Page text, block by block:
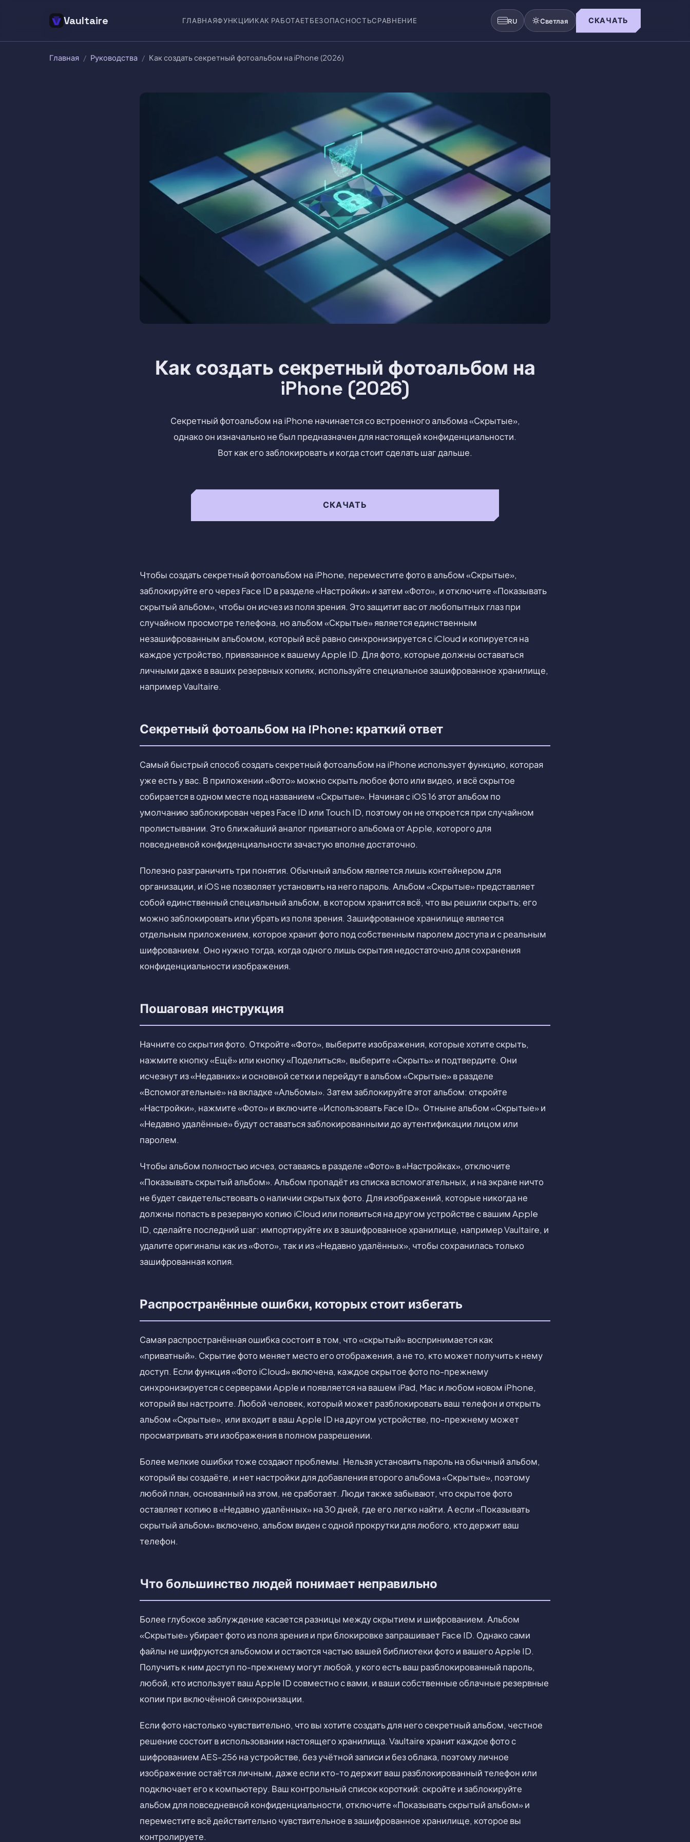
Vaultaire ГЛАВНАЯФУНКЦИИКАК РАБОТАЕТБЕЗОПАСНОСТЬСРАВНЕНИЕ RU Светлая СКАЧАТЬ
Главная / Руководства / Как создать секретный фотоальбом на iPhone (2026)
Как создать секретный фотоальбом на
iPhone (2026)
Секретный фотоальбом на iPhone начинается со встроенного альбома «Скрытые»,
однако он изначально не был предназначен для настоящей конфиденциальности.
Вот как его заблокировать и когда стоит сделать шаг дальше.
СКАЧАТЬ
Чтобы создать секретный фотоальбом на iPhone, переместите фото в альбом «Скрытые»,
заблокируйте его через Face ID в разделе «Настройки» и затем «Фото», и отключите «Показывать
скрытый альбом», чтобы он исчез из поля зрения. Это защитит вас от любопытных глаз при
случайном просмотре телефона, но альбом «Скрытые» является единственным
незашифрованным альбомом, который всё равно синхронизируется с iCloud и копируется на
каждое устройство, привязанное к вашему Apple ID. Для фото, которые должны оставаться
личными даже в ваших резервных копиях, используйте специальное зашифрованное хранилище,
например Vaultaire.
Секретный фотоальбом на iPhone: краткий ответ
Самый быстрый способ создать секретный фотоальбом на iPhone использует функцию, которая
уже есть у вас. В приложении «Фото» можно скрыть любое фото или видео, и всё скрытое
собирается в одном месте под названием «Скрытые». Начиная с iOS 16 этот альбом по
умолчанию заблокирован через Face ID или Touch ID, поэтому он не откроется при случайном
пролистывании. Это ближайший аналог приватного альбома от Apple, которого для
повседневной конфиденциальности зачастую вполне достаточно.
Полезно разграничить три понятия. Обычный альбом является лишь контейнером для
организации, и iOS не позволяет установить на него пароль. Альбом «Скрытые» представляет
собой единственный специальный альбом, в котором хранится всё, что вы решили скрыть; его
можно заблокировать или убрать из поля зрения. Зашифрованное хранилище является
отдельным приложением, которое хранит фото под собственным паролем доступа и с реальным
шифрованием. Оно нужно тогда, когда одного лишь скрытия недостаточно для сохранения
конфиденциальности изображения.
Пошаговая инструкция
Начните со скрытия фото. Откройте «Фото», выберите изображения, которые хотите скрыть,
нажмите кнопку «Ещё» или кнопку «Поделиться», выберите «Скрыть» и подтвердите. Они
исчезнут из «Недавних» и основной сетки и перейдут в альбом «Скрытые» в разделе
«Вспомогательные» на вкладке «Альбомы». Затем заблокируйте этот альбом: откройте
«Настройки», нажмите «Фото» и включите «Использовать Face ID». Отныне альбом «Скрытые» и
«Недавно удалённые» будут оставаться заблокированными до аутентификации лицом или
паролем.
Чтобы альбом полностью исчез, оставаясь в разделе «Фото» в «Настройках», отключите
«Показывать скрытый альбом». Альбом пропадёт из списка вспомогательных, и на экране ничто
не будет свидетельствовать о наличии скрытых фото. Для изображений, которые никогда не
должны попасть в резервную копию iCloud или появиться на другом устройстве с вашим Apple
ID, сделайте последний шаг: импортируйте их в зашифрованное хранилище, например Vaultaire, и
удалите оригиналы как из «Фото», так и из «Недавно удалённых», чтобы сохранилась только
зашифрованная копия.
Распространённые ошибки, которых стоит избегать
Самая распространённая ошибка состоит в том, что «скрытый» воспринимается как
«приватный». Скрытие фото меняет место его отображения, а не то, кто может получить к нему
доступ. Если функция «Фото iCloud» включена, каждое скрытое фото по-прежнему
синхронизируется с серверами Apple и появляется на вашем iPad, Mac и любом новом iPhone,
который вы настроите. Любой человек, который может разблокировать ваш телефон и открыть
альбом «Скрытые», или входит в ваш Apple ID на другом устройстве, по-прежнему может
просматривать эти изображения в полном разрешении.
Более мелкие ошибки тоже создают проблемы. Нельзя установить пароль на обычный альбом,
который вы создаёте, и нет настройки для добавления второго альбома «Скрытые», поэтому
любой план, основанный на этом, не сработает. Люди также забывают, что скрытое фото
оставляет копию в «Недавно удалённых» на 30 дней, где его легко найти. А если «Показывать
скрытый альбом» включено, альбом виден с одной прокрутки для любого, кто держит ваш
телефон.
Что большинство людей понимает неправильно
Более глубокое заблуждение касается разницы между скрытием и шифрованием. Альбом
«Скрытые» убирает фото из поля зрения и при блокировке запрашивает Face ID. Однако сами
файлы не шифруются альбомом и остаются частью вашей библиотеки фото и вашего Apple ID.
Получить к ним доступ по-прежнему могут любой, у кого есть ваш разблокированный пароль,
любой, кто использует ваш Apple ID совместно с вами, и ваши собственные облачные резервные
копии при включённой синхронизации.
Если фото настолько чувствительно, что вы хотите создать для него секретный альбом, честное
решение состоит в использовании настоящего хранилища. Vaultaire хранит каждое фото с
шифрованием AES-256 на устройстве, без учётной записи и без облака, поэтому личное
изображение остаётся личным, даже если кто-то держит ваш разблокированный телефон или
подключает его к компьютеру. Ваш контрольный список короткий: скройте и заблокируйте
альбом для повседневной конфиденциальности, отключите «Показывать скрытый альбом» и
переместите всё действительно чувствительное в зашифрованное хранилище, которое вы
контролируете.